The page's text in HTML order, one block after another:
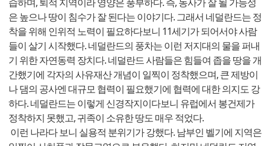
은 높으나 땅이 침수가 잘 된다는 이야기다. 그래서 네덜란드는 정
착을 위해 인위적 노력이 필요하다보니 11세기가 되어서야 사람
들이 살기 시작했다. 네덜란드의 풍차는 이런 저지대의 물을 퍼내
기 위한 자연동력 장치다. 네덜란드 사람들은 힘들여 좁을 땅을 개
간했기에 각자의 사유재산 개념이 일찍이 정착했으며, 큰 제방이
나 댐의 공사엔 대규모 협력이 필요했기에 협력에 대한 의지도 강
하다. 네덜란드는 이렇게 신경작지이다보니 유럽에서 봉건제가
정착하지 못했고, 귀족이 소유한 땅도 매우 적었다.
이런 나라다 보니 실용적 분위기가 강했다. 남부인 벨기에 지역은